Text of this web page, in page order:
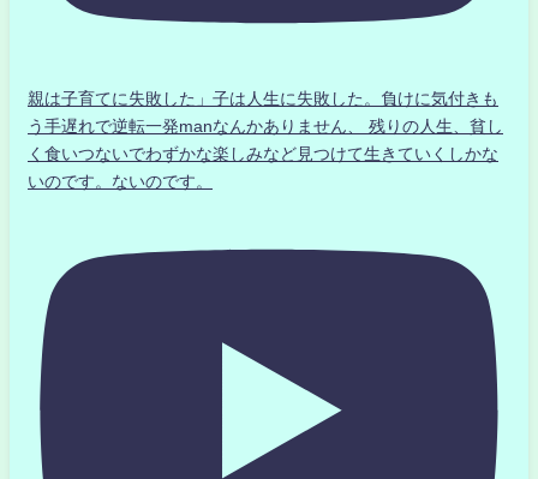
親は子育てに失敗した」子は人生に失敗した。負けに気付きも
う手遅れで逆転一発manなんかありません、 残りの人生、貧し
く食いつないでわずかな楽しみなど見つけて生きていくしかな
いのです。ないのです。